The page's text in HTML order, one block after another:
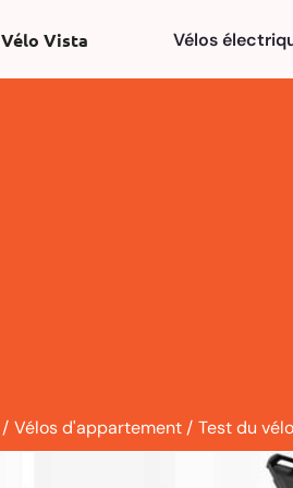
Vélo Vista Vélos
Vélos d'appartement Test du